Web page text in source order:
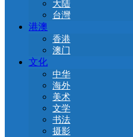
大陆
台灣
港澳
香港
澳门
文化
中华
海外
美术
文学
书法
摄影